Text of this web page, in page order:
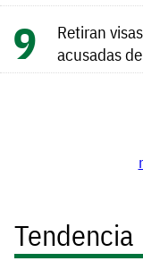
Retiran
acusadas
Tendencia